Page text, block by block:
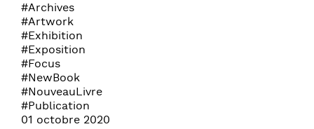
#Archives
#Artwork
#Exhibition
#Exposition
#Focus
#NewBook
#NouveauLivre
#Publication
01 octobre 2020